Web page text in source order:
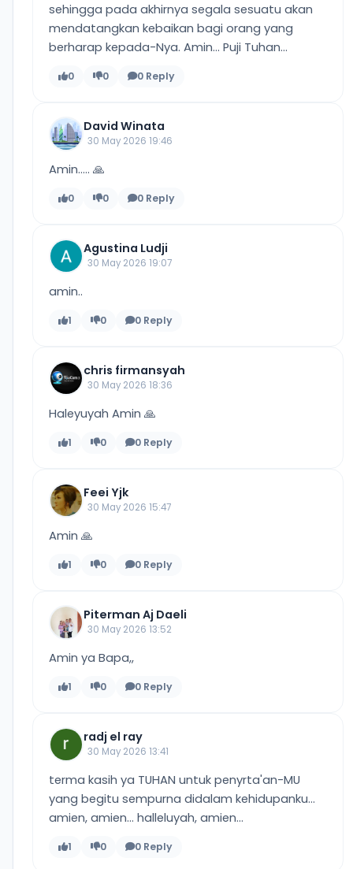
sehingga pada akhirnya segala sesuatu akan
mendatangkan kebaikan bagi orang yang
berharap kepada-Nya. Amin... Puji Tuhan...
0 0 0 Reply
David Winata
30 May 2026 19:46
Amin..... 🙏
0 0 0 Reply
Agustina Ludji
30 May 2026 19:07
amin..
1 0 0 Reply
chris firmansyah
30 May 2026 18:36
Haleyuyah Amin 🙏
1 0 0 Reply
Feei Yjk
30 May 2026 15:47
Amin 🙏
1 0 0 Reply
Piterman Aj Daeli
30 May 2026 13:52
Amin ya Bapa,,
1 0 0 Reply
radj el ray
30 May 2026 13:41
terma kasih ya TUHAN untuk penyrta'an-MU
yang begitu sempurna didalam kehidupanku...
amien, amien... halleluyah, amien...
1 0 0 Reply